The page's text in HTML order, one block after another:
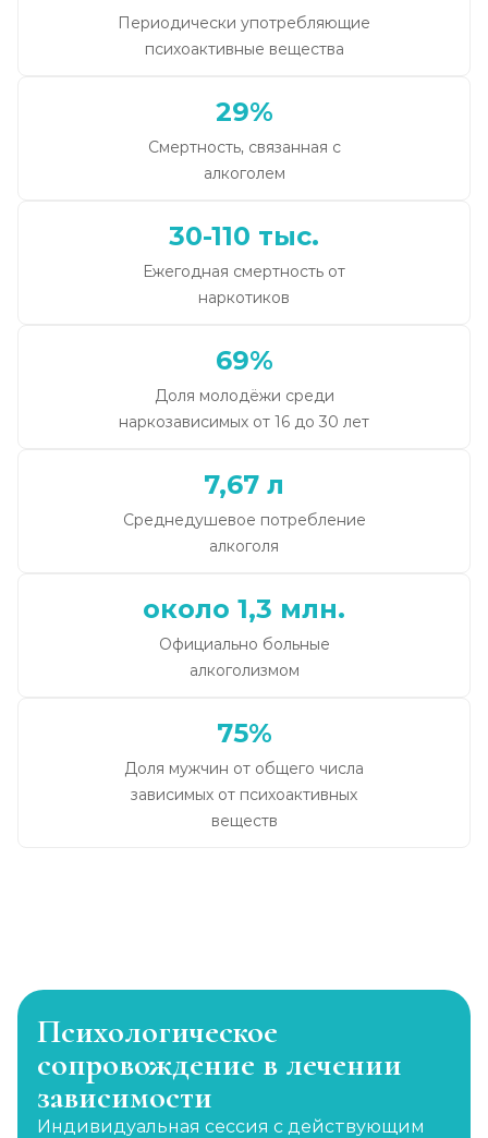
Периодически употребляющие
психоактивные вещества
29%
Смертность, связанная с
алкоголем
30-110 тыс.
Ежегодная смертность от
наркотиков
69%
Доля молодёжи среди
наркозависимых от 16 до 30 лет
7,67 л
Среднедушевое потребление
алкоголя
около 1,3 млн.
Официально больные
алкоголизмом
75%
Доля мужчин от общего числа
зависимых от психоактивных
веществ
Психологическое
сопровождение в лечении
зависимости
Индивидуальная сессия с действующим